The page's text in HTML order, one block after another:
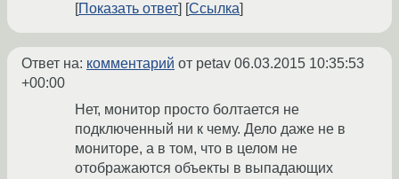
Показать ответ
Ссылка
Ответ на: комментарий от petav 06.03.2015 10:35:53
+00:00
Нет, монитор просто болтается не
подключенный ни к чему. Дело даже не в
мониторе, а в том, что в целом не
отображаются объекты в выпадающих